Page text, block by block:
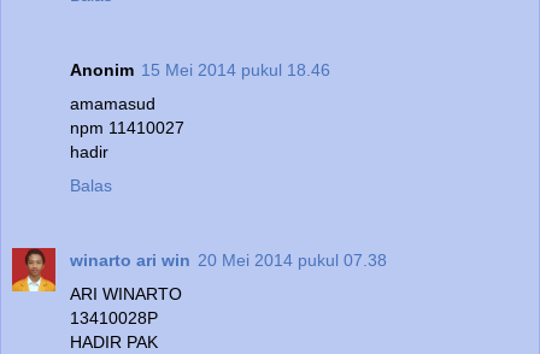
Anonim 15 Mei 2014 pukul 18.46
amamasud
npm 11410027
hadir
Balas
winarto ari win 20 Mei 2014 pukul 07.38
ARI WINARTO
13410028P
HADIR PAK